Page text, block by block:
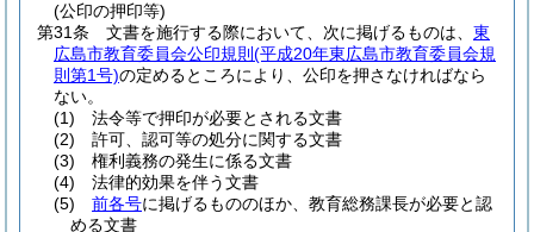
(公印の押印等)
第31条
文書を施行する際において、次に掲げるものは、 東
広島市教育委員会公印規則 (平成20年東広島市教育委員会規
則第1号)の定めるところにより、公印を押さなければなら
ない。
(1)
法令等で押印が必要とされる文書
(2)
許可、認可等の処分に関する文書
(3)
権利義務の発生に係る文書
(4)
法律的効果を伴う文書
(5)
前各号に掲げるもののほか、教育総務課長が必要と認
める文書